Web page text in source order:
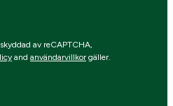
av reCAPTCHA,
and användarvillkor gäller.